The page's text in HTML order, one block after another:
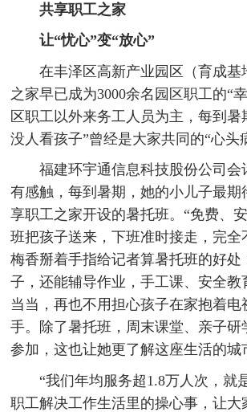
共享职工之家
让“忧心”变“放心”
在丰泽区高新产业园区（育成基
之家早已成为3000余名园区职工的“
区职工以外来务工人员为主，每到暑
没人看孩子”曾经是大家共同的“心头
福建环宇通信息科技股份公司会
有感触，每到暑期，她的小儿子最期
享职工之家开设的暑托班。“免费、
班把孩子送来，下班准时接走，完全
梅香掰着手指给记者算暑托班的好处
子，还能辅导作业，手工课、安全教
当当，再也不用担心孩子在家抱着电
手。除了暑托班，周末课堂、亲子研
参加，这也让她更了解这座生活的城
“我们年均服务超1.8万人次，就
职工解决工作生活里的操心事，让大